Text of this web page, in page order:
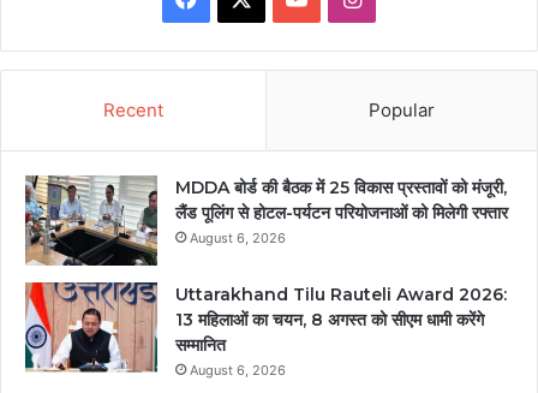
Recent Popular
MDDA बोर्ड की बैठक में 25 विकास प्रस्तावों को मंजूरी,
लैंड पूलिंग से होटल-पर्यटन परियोजनाओं को मिलेगी रफ्तार
August 6, 2026
Uttarakhand Tilu Rauteli Award 2026:
13 महिलाओं का चयन, 8 अगस्त को सीएम धामी करेंगे
सम्मानित
August 6, 2026